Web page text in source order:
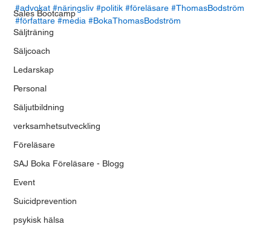
Sales Bootcamp
Säljträning
Säljcoach
Ledarskap
Personal
Säljutbildning
verksamhetsutveckling
Föreläsare
SAJ Boka Föreläsare - Blogg
Event
Suicidprevention
psykisk hälsa
#advokat #näringsliv #politik #föreläsare #ThomasBodström
#författare #media #BokaThomasBodström